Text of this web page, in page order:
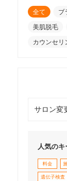
全て ブ
美肌脱毛
カウンセリ
人気の
料金
遺伝子検査